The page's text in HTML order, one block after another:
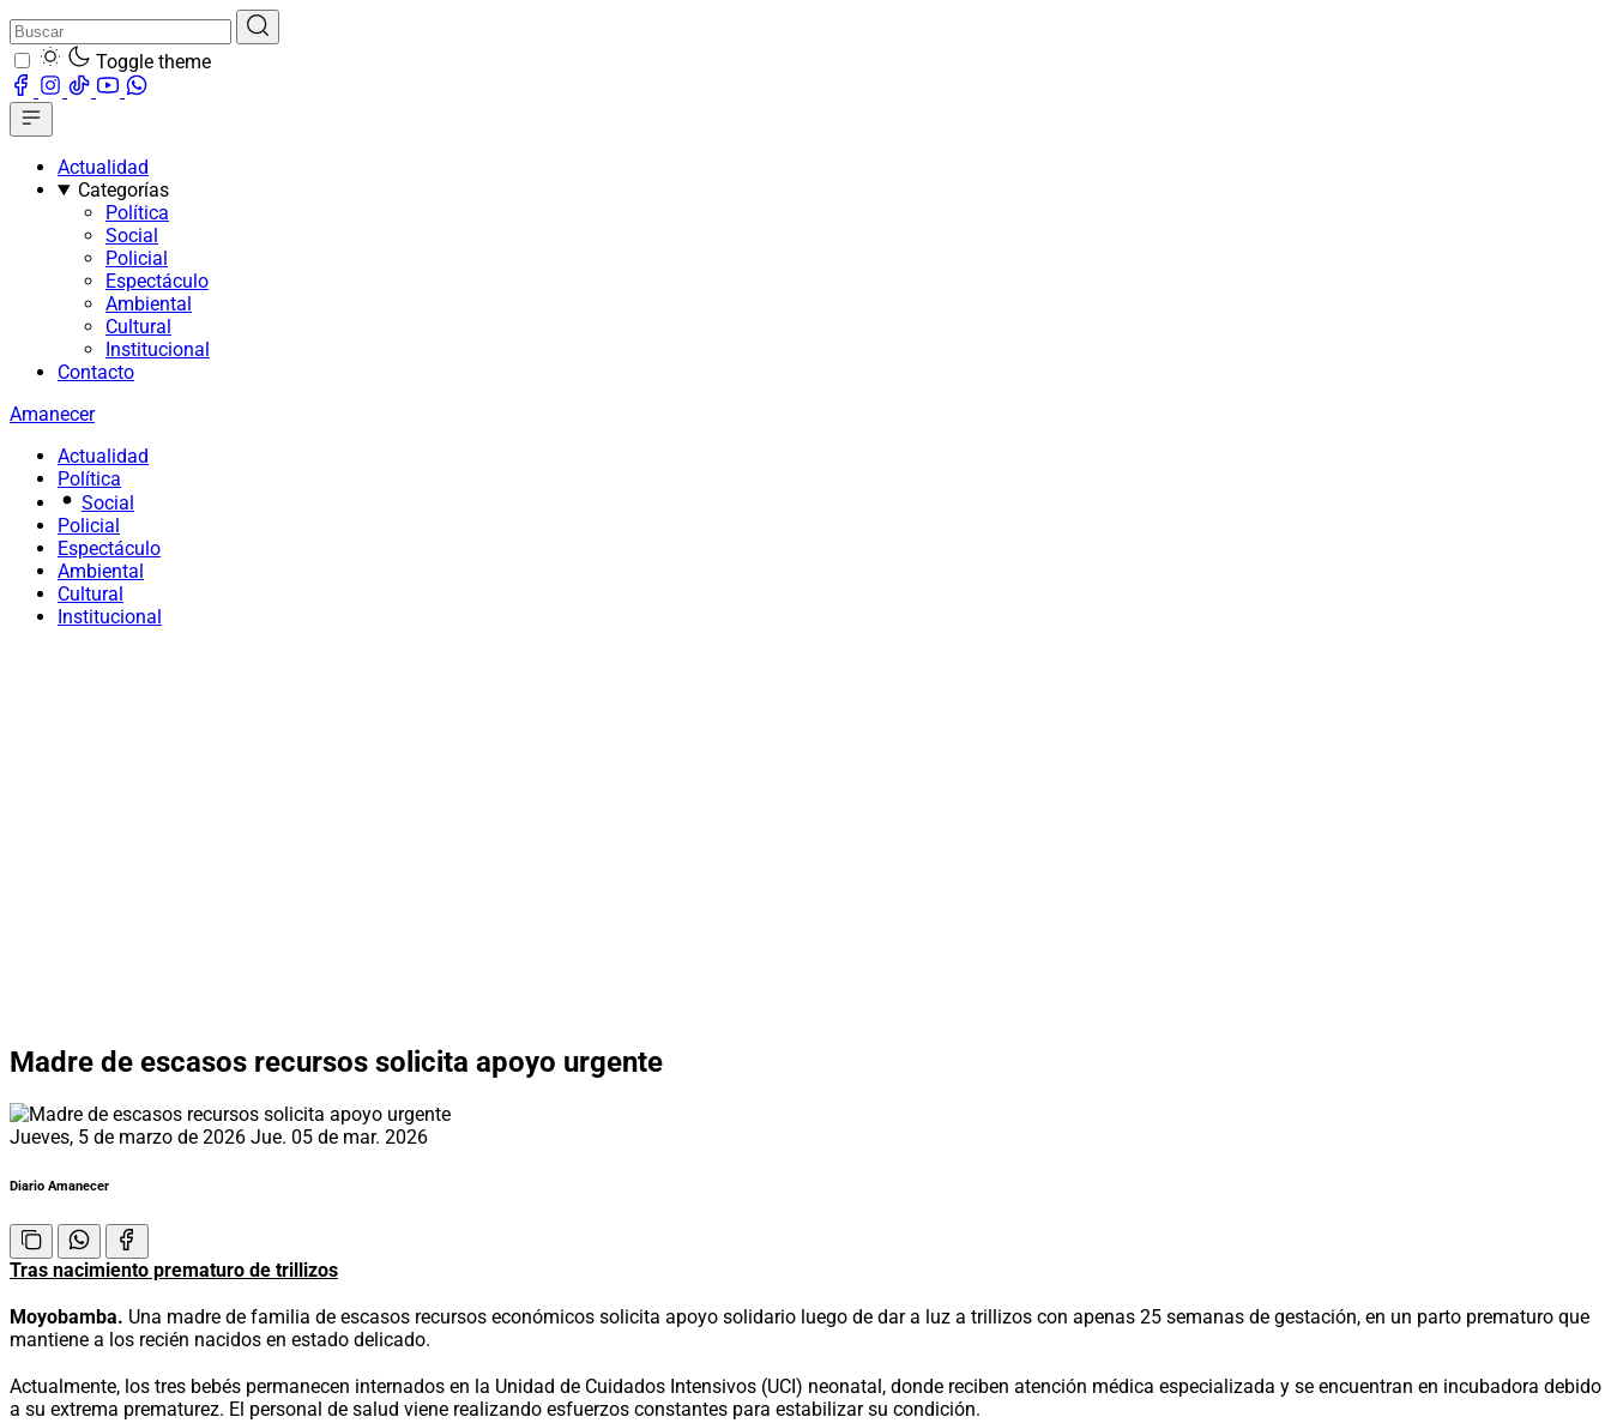
Toggle theme
Actualidad
Categorías
Política
Social
Policial
Espectáculo
Ambiental
Cultural
Institucional
Contacto
Amanecer
Actualidad
Política
Social
Policial
Espectáculo
Ambiental
Cultural
Institucional
Madre de escasos recursos solicita apoyo urgente
Jueves, 5 de marzo de 2026 Jue. 05 de mar. 2026
Diario Amanecer
Tras nacimiento prematuro de trillizos
Moyobamba. Una madre de familia de escasos recursos económicos solicita apoyo solidario luego de dar a luz a trillizos con apenas 25 semanas de gestación, en un parto prematuro que
mantiene a los recién nacidos en estado delicado.
Actualmente, los tres bebés permanecen internados en la Unidad de Cuidados Intensivos (UCI) neonatal, donde reciben atención médica especializada y se encuentran en incubadora debido
a su extrema prematurez. El personal de salud viene realizando esfuerzos constantes para estabilizar su condición.